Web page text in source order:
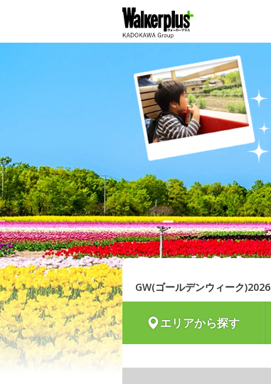
GW(ゴールデンウィーク)2026
エリアから探す